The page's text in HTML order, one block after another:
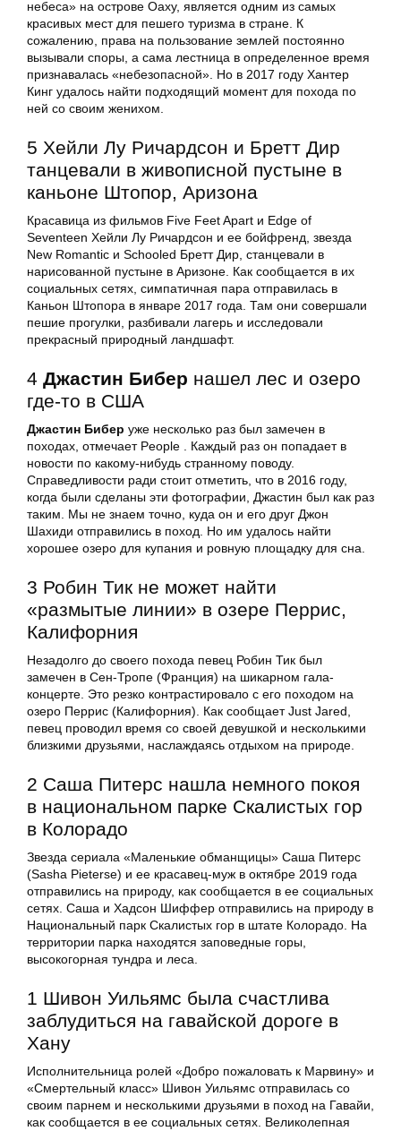
небеса» на острове Оаху, является одним из самых
красивых мест для пешего туризма в стране. К
сожалению, права на пользование землей постоянно
вызывали споры, а сама лестница в определенное время
признавалась «небезопасной». Но в 2017 году Хантер
Кинг удалось найти подходящий момент для похода по
ней со своим женихом.
5 Хейли Лу Ричардсон и Бретт Дир
танцевали в живописной пустыне в
каньоне Штопор, Аризона
Красавица из фильмов Five Feet Apart и Edge of
Seventeen Хейли Лу Ричардсон и ее бойфренд, звезда
New Romantic и Schooled Бретт Дир, станцевали в
нарисованной пустыне в Аризоне. Как сообщается в их
социальных сетях, симпатичная пара отправилась в
Каньон Штопора в январе 2017 года. Там они совершали
пешие прогулки, разбивали лагерь и исследовали
прекрасный природный ландшафт.
4 Джастин Бибер нашел лес и озеро
где-то в США
Джастин Бибер уже несколько раз был замечен в
походах, отмечает People . Каждый раз он попадает в
новости по какому-нибудь странному поводу.
Справедливости ради стоит отметить, что в 2016 году,
когда были сделаны эти фотографии, Джастин был как раз
таким. Мы не знаем точно, куда он и его друг Джон
Шахиди отправились в поход. Но им удалось найти
хорошее озеро для купания и ровную площадку для сна.
3 Робин Тик не может найти
«размытые линии» в озере Перрис,
Калифорния
Незадолго до своего похода певец Робин Тик был
замечен в Сен-Тропе (Франция) на шикарном гала-
концерте. Это резко контрастировало с его походом на
озеро Перрис (Калифорния). Как сообщает Just Jared,
певец проводил время со своей девушкой и несколькими
близкими друзьями, наслаждаясь отдыхом на природе.
2 Саша Питерс нашла немного покоя
в национальном парке Скалистых гор
в Колорадо
Звезда сериала «Маленькие обманщицы» Саша Питерс
(Sasha Pieterse) и ее красавец-муж в октябре 2019 года
отправились на природу, как сообщается в ее социальных
сетях. Саша и Хадсон Шиффер отправились на природу в
Национальный парк Скалистых гор в штате Колорадо. На
территории парка находятся заповедные горы,
высокогорная тундра и леса.
1 Шивон Уильямс была счастлива
заблудиться на гавайской дороге в
Хану
Исполнительница ролей «Добро пожаловать к Марвину» и
«Смертельный класс» Шивон Уильямс отправилась со
своим парнем и несколькими друзьями в поход на Гавайи,
как сообщается в ее социальных сетях. Великолепная